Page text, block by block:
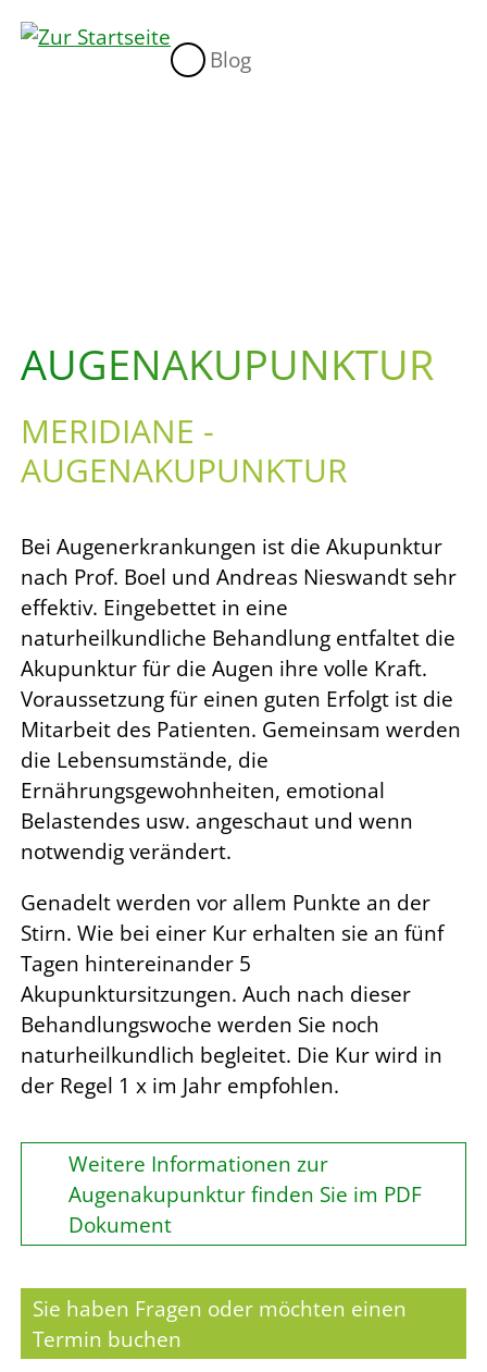
Blog
AUGENAKUPUNKTUR
MERIDIANE -
AUGENAKUPUNKTUR
Bei Augenerkrankungen ist die Akupunktur
nach Prof. Boel und Andreas Nieswandt sehr
effektiv. Eingebettet in eine
naturheilkundliche Behandlung entfaltet die
Akupunktur für die Augen ihre volle Kraft.
Voraussetzung für einen guten Erfolgt ist die
Mitarbeit des Patienten. Gemeinsam werden
die Lebensumstände, die
Ernährungsgewohnheiten, emotional
Belastendes usw. angeschaut und wenn
notwendig verändert.
Genadelt werden vor allem Punkte an der
Stirn. Wie bei einer Kur erhalten sie an fünf
Tagen hintereinander 5
Akupunktursitzungen. Auch nach dieser
Behandlungswoche werden Sie noch
naturheilkundlich begleitet. Die Kur wird in
der Regel 1 x im Jahr empfohlen.
Weitere Informationen zur
Augenakupunktur finden Sie im PDF
Dokument
Sie haben Fragen oder möchten einen
Termin buchen